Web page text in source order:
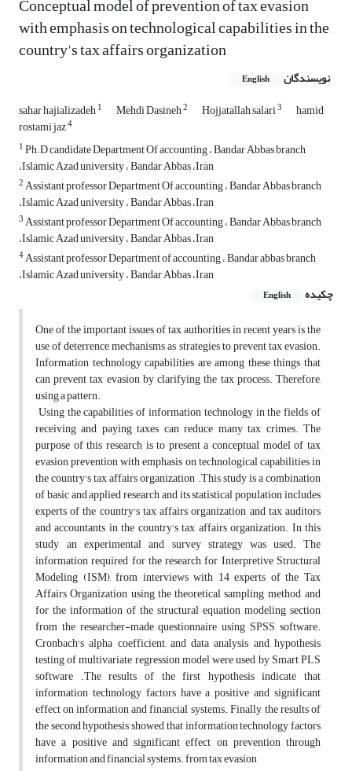
Conceptual model of prevention of tax evasion
with emphasis on technological capabilities in the
country's tax affairs‏ ‏organization
نویسندگان English
sahar hajializadeh1 Mehdi Dasineh2 Hojjatallah salari3 hamid
rostami jaz4
1Ph.D candidate Department Of accounting ، Bandar Abbas branch
،Islamic Azad university ، Bandar Abbas ،Iran
2Assistant professor Department Of accounting ، Bandar Abbas branch
،Islamic Azad university ، Bandar Abbas ،Iran
3Assistant professor Department Of accounting ، Bandar Abbas branch
،Islamic Azad university ، Bandar Abbas ،Iran
4Assistant professor Department of accounting ، Bandar abbas branch
،Islamic Azad university ، Bandar Abbas ،Iran
چکیده
English
One of the important issues of tax authorities in recent years is the
use of deterrence mechanisms ‎as strategies to prevent tax evasion.
Information technology capabilities are among these things ‎that
can prevent tax evasion by clarifying the tax process. Therefore,
using a pattern.‎
‎ Using the capabilities of information technology in the fields of
receiving and paying taxes can ‎reduce many tax crimes. The
purpose of this research is to present a conceptual model of tax
‎evasion prevention with emphasis on technological capabilities in
the country's tax affairs ‎organization .This study is a combination
of basic and applied research and its statistical ‎population includes
experts of the country's tax affairs organization and tax auditors
and ‎accountants in the country's tax affairs organization. In this
study, an experimental and survey ‎strategy was used. The
information required for the research for Interpretive Structural
Modeling ‎‎(ISM), from interviews with 14 experts of the Tax
Affairs Organization using the theoretical ‎sampling method, and
for the information of the structural equation modeling section
from the ‎researcher-made questionnaire using SPSS software.
Cronbach's alpha coefficient, and data ‎analysis and hypothesis
testing of multivariate regression model were used by Smart PLS
‎software .The results of the first hypothesis indicate that
information technology factors have a ‎positive and significant
effect on information and financial systems. Finally, the results of
the ‎second hypothesis showed that information technology factors
have a positive and significant ‎effect on prevention through
information and financial systems. from tax evasion